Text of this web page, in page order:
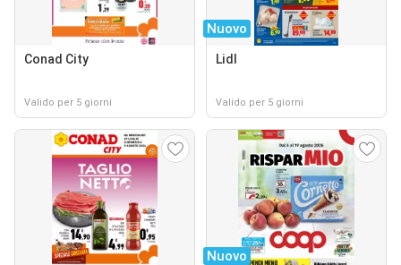
Conad City
Valido per 5 giorni
Nuovo
Lidl
Valido per 5 giorni
Nuovo